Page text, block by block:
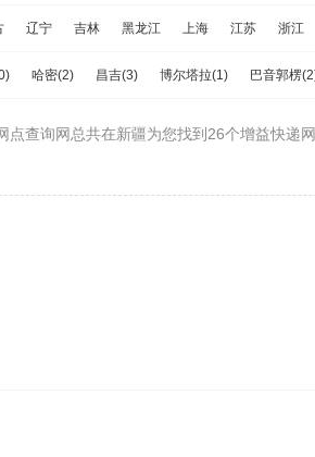
新邦物流(14) 中铁物流(137) 品骏快递(23)
辽宁 吉林 黑龙江 上海 江苏 浙江
哈密(2) 昌吉(3) 博尔塔拉(1) 巴音郭楞
点查询网总共在新疆为您找到26个增益快递